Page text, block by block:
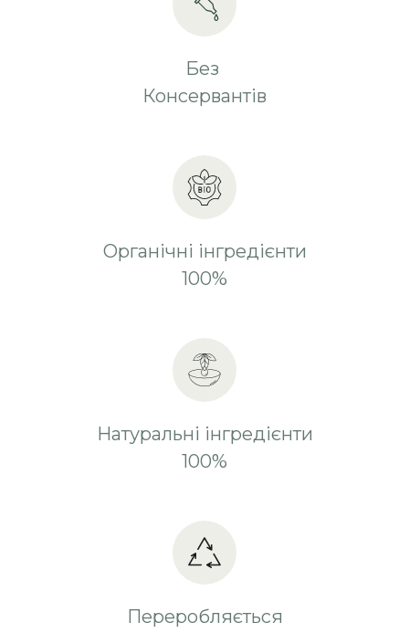
Без
Консервантів
Органічні інгредієнти
100%
Натуральні інгредієнти
100%
Переробляється